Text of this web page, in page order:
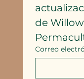
de
Correo